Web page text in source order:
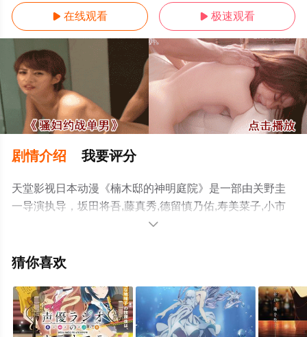
 在线观看  极速观看
剧情介绍 我要评分
天堂影视日本动漫《楠木邸的神明庭院》是一部由关野圭
一导演执导，坂田将吾,藤真秀,德留慎乃佑,寿美菜子,小市
真琴,中岛良树,小林大纪,大川透,游佐浩二,速水奖,高桥广树,
清无删减完整版动漫全集就上天堂电影网，更多相关信息

猜你喜欢